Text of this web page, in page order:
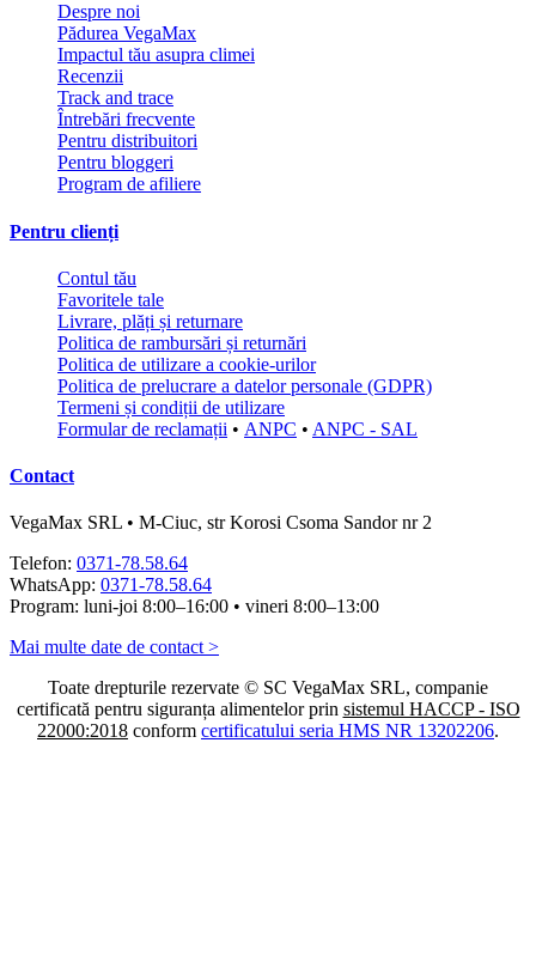
Despre noi
Pădurea VegaMax
Impactul tău asupra climei
Recenzii
Track and trace
Întrebări frecvente
Pentru distribuitori
Pentru bloggeri
Program de afiliere
Pentru clienți
Contul tău
Favoritele tale
Livrare, plăți și returnare
Politica de rambursări și returnări
Politica de utilizare a cookie-urilor
Politica de prelucrare a datelor personale (GDPR)
Termeni și condiții de utilizare
Formular de reclamații • ANPC • ANPC - SAL
Contact
VegaMax SRL • M-Ciuc, str Korosi Csoma Sandor nr 2
Telefon: 0371-78.58.64
WhatsApp: 0371-78.58.64
Program: luni-joi 8:00–16:00 • vineri 8:00–13:00
Mai multe date de contact >
Toate drepturile rezervate © SC VegaMax SRL, companie
certificată pentru siguranța alimentelor prin sistemul HACCP - ISO
22000:2018 conform certificatului seria HMS NR 13202206.